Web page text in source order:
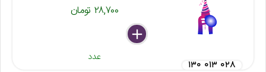
۲۸,۷۰۰ تومان
delete
remove
add
عدد
۱۳۰ ۰۱۳ ۰۲۸